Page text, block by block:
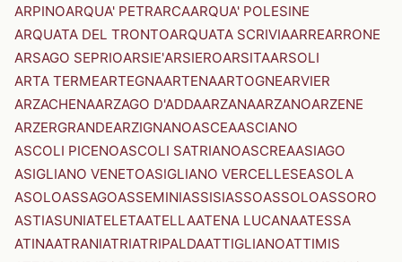
ARPINOARQUA' PETRARCAARQUA' POLESINE
ARQUATA DEL TRONTOARQUATA SCRIVIAARREARRONE
ARSAGO SEPRIOARSIE'ARSIEROARSITAARSOLI
ARTA TERMEARTEGNAARTENAARTOGNEARVIER
ARZACHENAARZAGO D'ADDAARZANAARZANOARZENE
ARZERGRANDEARZIGNANOASCEAASCIANO
ASCOLI PICENOASCOLI SATRIANOASCREAASIAGO
ASIGLIANO VENETOASIGLIANO VERCELLESEASOLA
ASOLOASSAGOASSEMINIASSISIASSOASSOLOASSORO
ASTIASUNIATELETAATELLAATENA LUCANAATESSA
ATINAATRANIATRIATRIPALDAATTIGLIANOATTIMIS